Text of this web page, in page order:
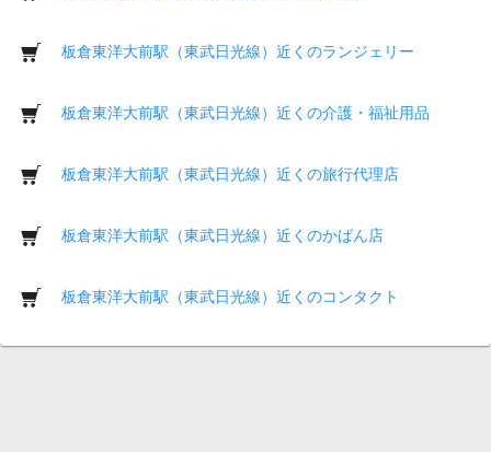
板倉東洋大前駅（東武日光線）近くのランジェリー
板倉東洋大前駅（東武日光線）近くの介護・福祉用品
板倉東洋大前駅（東武日光線）近くの旅行代理店
板倉東洋大前駅（東武日光線）近くのかばん店
板倉東洋大前駅（東武日光線）近くのコンタクト